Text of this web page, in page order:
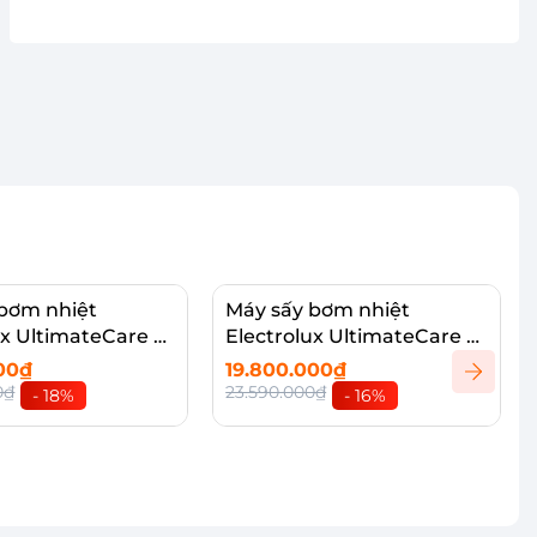
nhiệt
UltimateCare 9
- 18%
Máy sấy bơm nhiệt
Electrolux UltimateCare 9
kg EDH903R7SC
19.800.000₫
23.590.000₫ - 16%